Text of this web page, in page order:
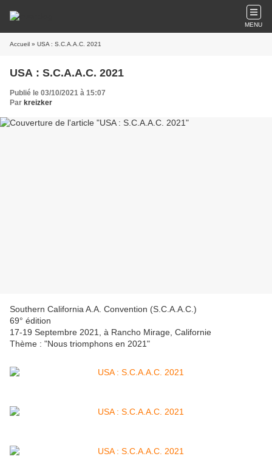
MENU
Accueil » USA : S.C.A.A.C. 2021
USA : S.C.A.A.C. 2021
Publié le 03/10/2021 à 15:07
Par kreizker
Southern California A.A. Convention (S.C.A.A.C.)
69° édition
17-19 Septembre 2021, à Rancho Mirage, Californie
Thème : "Nous triomphons en 2021"